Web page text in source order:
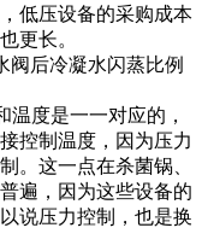
低压设备的采购成本
更长。
阀后冷凝水闪蒸比例
温度是一一对应的，
控制温度，因为压力
。这一点在杀菌锅、
遍，因为这些设备的
说压力控制，也是换